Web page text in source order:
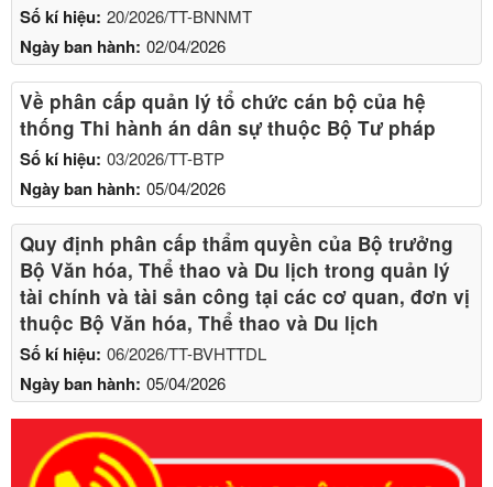
Số kí hiệu: 20/2026/TT-BNNMT
Ngày ban hành: 02/04/2026
Số kí hiệu: 03/2026/TT-BTP
Ngày ban hành: 05/04/2026
Về phân cấp quản lý tổ chức cán bộ của hệ
thống Thi hành án dân sự thuộc Bộ Tư pháp
Số kí hiệu: 06/2026/TT-BVHTTDL
Ngày ban hành: 05/04/2026
Quy định phân cấp thẩm quyền của Bộ trưởng
Bộ Văn hóa, Thể thao và Du lịch trong quản lý
tài chính và tài sản công tại các cơ quan, đơn vị
thuộc Bộ Văn hóa, Thể thao và Du lịch